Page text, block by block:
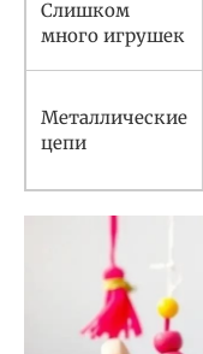
Слишком
много игрушек
Металлические
цепи